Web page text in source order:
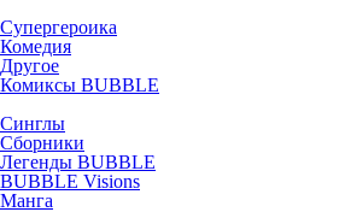
Супергероика
Комедия
Другое
Комиксы BUBBLE
Синглы
Сборники
Легенды BUBBLE
BUBBLE Visions
Манга